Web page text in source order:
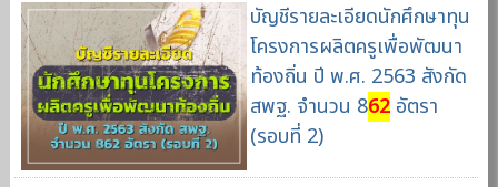
บัญชีรายละเอียดนักศึกษาทุน
โครงการผลิตครูเพื่อพัฒนา
ท้องถิ่น ปี พ.ศ. 2563 สังกัด
สพฐ. จำนวน 862อัตรา
(รอบที่ 2)